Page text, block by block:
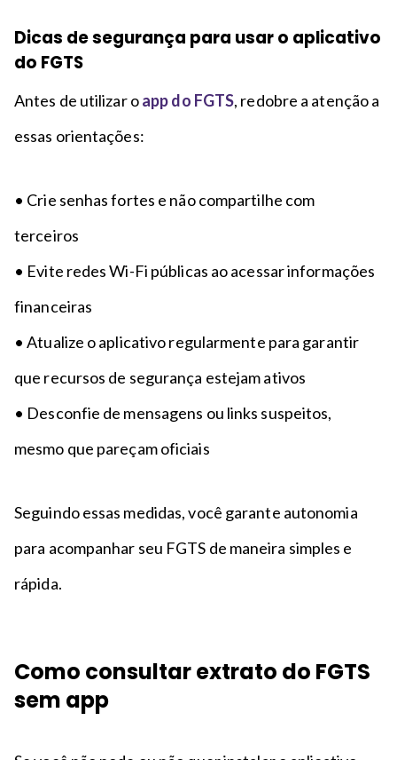
Dicas de segurança para usar o aplicativo
do FGTS
Antes de utilizar oapp do FGTS, redobre a atenção a
essas orientações:
• Crie senhas fortes e não compartilhe com
terceiros
• Evite redes Wi-Fi públicas ao acessar informações
financeiras
• Atualize o aplicativo regularmente para garantir
que recursos de segurança estejam ativos
• Desconfie de mensagens ou links suspeitos,
mesmo que pareçam oficiais
Seguindo essas medidas, você garante autonomia
para acompanhar seu FGTS de maneira simples e
rápida.
Como consultar extrato do FGTS
sem app